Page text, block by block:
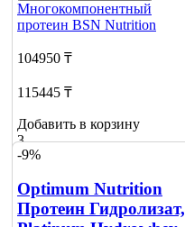
Многокомпонентный
протеин BSN Nutrition
104950 ₸
115445 ₸
Добавить в корзину
3
-9%
Optimum Nutrition
Протеин Гидролизат,